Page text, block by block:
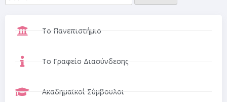
Το Πανεπιστήμιο
Το Γραφείο Διασύνδεσης
Ακαδημαϊκοί Σύμβουλοι